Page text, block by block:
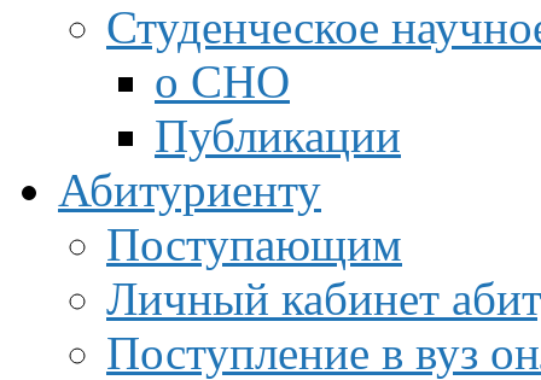
Студенческое
о СНО
Публикации
Абитуриенту
Поступающим
Личный кабинет
Поступление в вуз